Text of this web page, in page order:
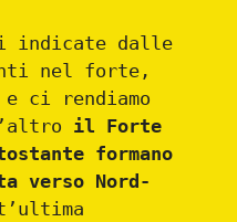
indicate dalle
nel forte,
ci rendiamo
il Forte
formano
verso Nord-